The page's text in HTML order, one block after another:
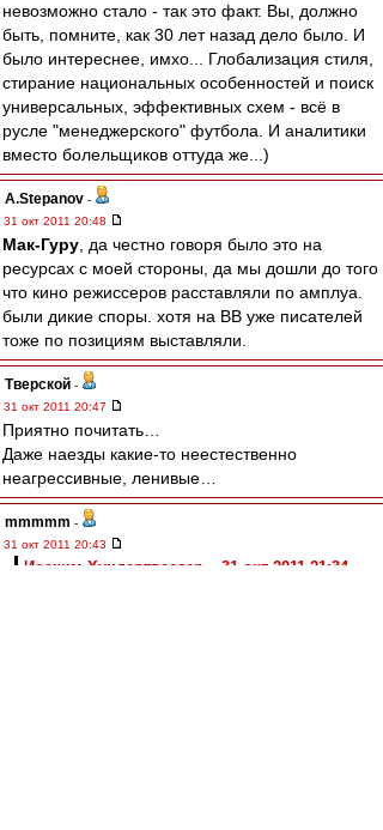
невозможно стало - так это факт. Вы, должно
быть, помните, как 30 лет назад дело было. И
было интереснее, имхо... Глобализация стиля,
стирание национальных особенностей и поиск
универсальных, эффективных схем - всё в
русле "менеджерского" футбола. И аналитики
вместо болельщиков оттуда же...)
A.Stepanov -
31 окт 2011 20:48
Мак-Гуру , да честно говоря было это на
ресурсах с моей стороны, да мы дошли до того
что кино режиссеров расставляли по амплуа.
были дикие споры. хотя на ВВ уже писателей
тоже по позициям выставляли.
Тверской -
31 окт 2011 20:47
Приятно почитать…
Даже наезды какие-то неестественно
неагрессивные, ленивые…
mmmmm -
31 окт 2011 20:43
Иоаким Хундертвассер » 31 окт 2011 21:34